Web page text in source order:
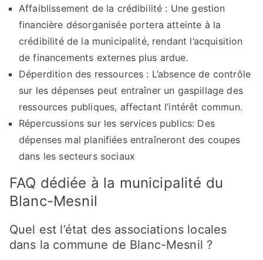
Affaiblissement de la crédibilité : Une gestion
financière désorganisée portera atteinte à la
crédibilité de la municipalité, rendant l’acquisition
de financements externes plus ardue.
Déperdition des ressources : L’absence de contrôle
sur les dépenses peut entraîner un gaspillage des
ressources publiques, affectant l’intérêt commun.
Répercussions sur les services publics: Des
dépenses mal planifiées entraîneront des coupes
dans les secteurs sociaux
FAQ dédiée à la municipalité du
Blanc-Mesnil
Quel est l’état des associations locales
dans la commune de Blanc-Mesnil ?